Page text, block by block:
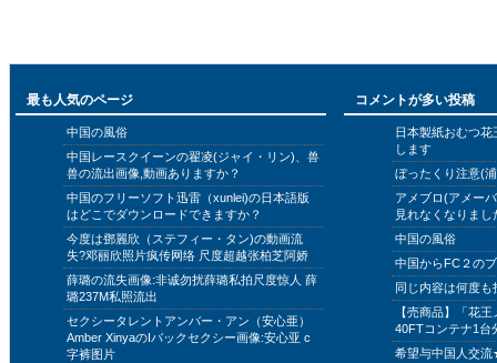
最も人気のページ
中国の風俗
中国レースクイーンの翟凌(ジャイ・リン)、兽
兽の流出画像,動画ありますか？
中国のフリーソフト迅雷（xunlei)の日本語版
はどこでダウンロードできますか？
今度は鄧麗欣（ステフィー・タン)の動画流
失?邓丽欣照片疯传网络 尺度超越张柏芝阿娇
薛璐の流失画像:非诚勿扰薛璐私拍尺度惊人 薛
璐237M私照流出
セクシータレントアンバー・アン（安心亜）
Amber XinyaのIバックセクシー画像:安心亚 c
字裤图片
コメントが多い投稿
日本製紙おむつ
します
ぼったくり注意(
アメブロ(アメー
見れなくなりまし
中国の風俗
中国からFC２の
同じ内容は何度
【売商品】「花
40FTコンテナ1台
希望与中国人交